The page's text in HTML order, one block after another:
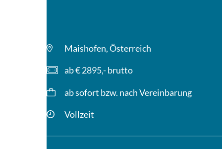
Maishofen, Österreich
ab € 2895,- brutto
ab sofort bzw. nach Vereinbarung
Vollzeit